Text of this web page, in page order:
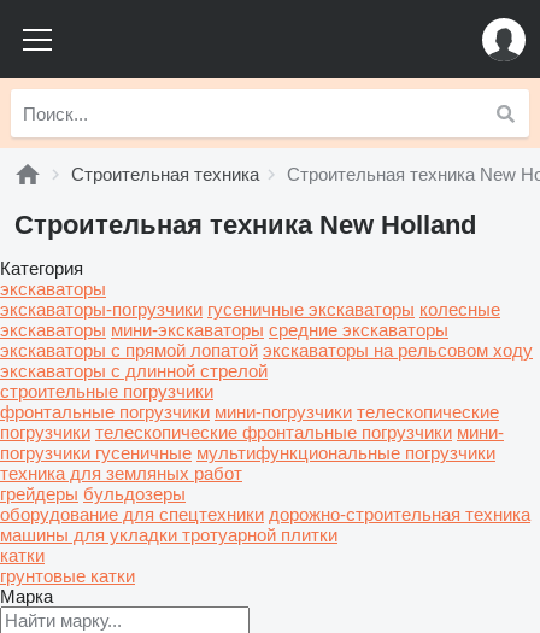
Строительная техника Строительная техника New
Строительная техника New Holland
Категория
экскаваторы
экскаваторы-погрузчики гусеничные экскаваторы колесные
экскаваторы мини-экскаваторы средние экскаваторы
экскаваторы с прямой лопатой экскаваторы на рельсовом ходу
экскаваторы с длинной стрелой
строительные погрузчики
фронтальные погрузчики мини-погрузчики телескопические
погрузчики телескопические фронтальные погрузчики мини-
погрузчики гусеничные мультифункциональные погрузчики
техника для земляных работ
грейдеры бульдозеры
оборудование для спецтехники дорожно-строительная техника
машины для укладки тротуарной плитки
катки
грунтовые катки
Марка